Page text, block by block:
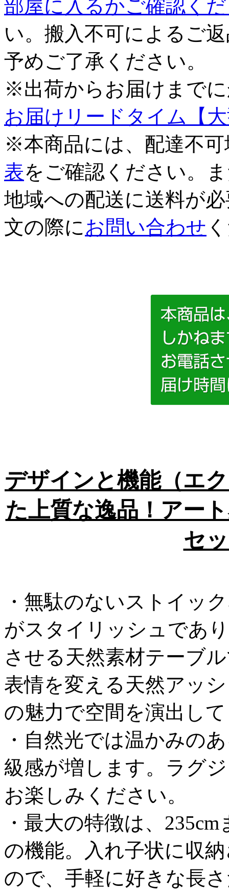
部屋に入るかご確認く
い。搬入不可によるご
予めご了承ください。
※出荷からお届けまで
お届けリードタイム【
※本商品には、配達不
表をご確認ください。
地域への配送に送料が
文の際に お問い合わせ
デザインと機能（エ
た上質な逸品！アー
セ
・無駄のないストイッ
がスタイリッシュであ
させる天然素材テーブ
表情を変える天然アッ
の魅力で空間を演出し
・自然光では温かみの
級感が増します。ラグ
お楽しみください。
・最大の特徴は、
の機能。入れ子状に収
ので、手軽に好きな長